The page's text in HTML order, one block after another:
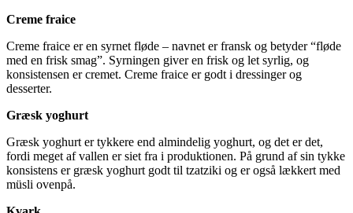
Creme fraice
Creme fraice er en syrnet fløde – navnet er fransk og betyder “fløde
med en frisk smag”. Syrningen giver en frisk og let syrlig, og
konsistensen er cremet. Creme fraice er godt i dressinger og
desserter.
Græsk yoghurt
Græsk yoghurt er tykkere end almindelig yoghurt, og det er det,
fordi meget af vallen er siet fra i produktionen. På grund af sin tykke
konsistens er græsk yoghurt godt til tzatziki og er også lækkert med
müsli ovenpå.